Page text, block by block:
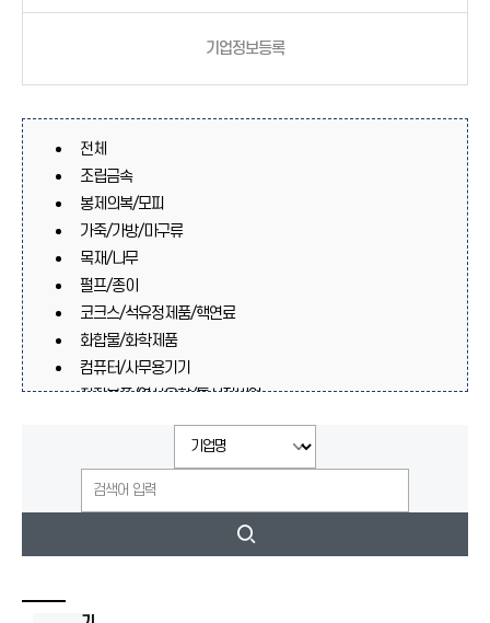
기업정보등록
전체
조립금속
봉제의복/모피
가죽/가방/마구류
목재/나무
펄프/종이
코크스/석유정제품/핵연료
화합물/화학제품
컴퓨터/사무용기기
전자부품/영상음향/통신장비업
의료/정밀/광학기기/시계
기타운송장비
고무/플라스틱
비금속광물제품